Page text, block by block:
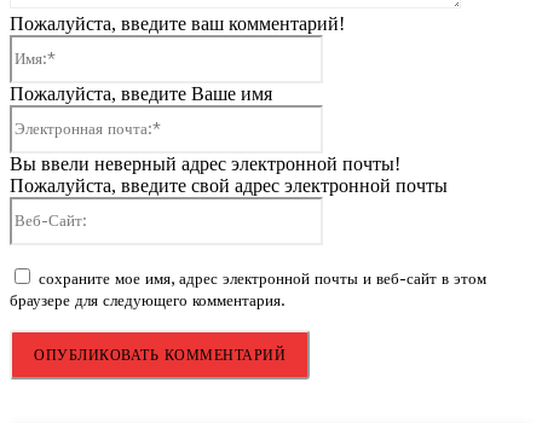
Пожалуйста, введите ваш комментарий!
Пожалуйста, введите Ваше имя
Вы ввели неверный адрес электронной почты!
Пожалуйста, введите свой адрес электронной почты
сохраните мое имя, адрес электронной почты и веб-сайт в этом
браузере для следующего комментария.